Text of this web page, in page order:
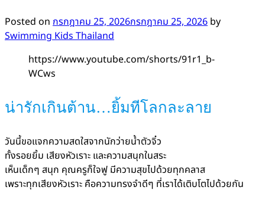
Posted on กรกฎาคม 25, 2026กรกฎาคม 25, 2026 by
Swimming Kids Thailand
https://www.youtube.com/shorts/91r1_b-
WCws
น่ารักเกินต้าน…ยิ้มทีโลกละลาย
วันนี้ขอแจกความสดใสจากนักว่ายน้ำตัวจิ๋ว
ทั้งรอยยิ้ม เสียงหัวเราะ และความสนุกในสระ
เห็นเด็กๆ สนุก คุณครูก็ใจฟู มีความสุขไปด้วยทุกคลาส
เพราะทุกเสียงหัวเราะ คือความทรงจำดีๆ ที่เราได้เติบโตไปด้วยกัน